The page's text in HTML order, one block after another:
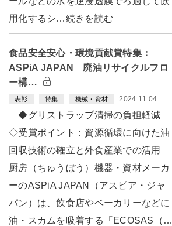
用化するシ…続きを読む
食品安全安心・環境貢献賞特集：
ASPiA JAPAN 廃油リサイクルフロ
ー構…
表彰 特集 機械・資材 2024.11.04
◆グリストラップ清掃の負担軽減
◇受賞ポイント：資源循環に向けた油
回収技術の確立と外食産業での活用
厨房（ちゅうぼう）機器・資材メーカ
ーのASPiA JAPAN（アスピア・ジャ
パン）は、飲食店やベーカリーなどに
油・スカムを吸着する「ECOSAS（…